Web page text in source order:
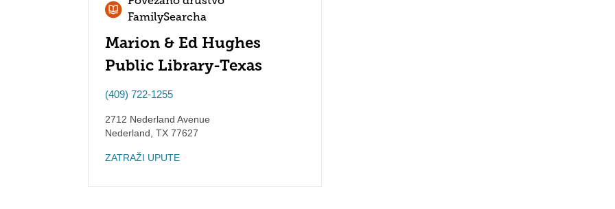
FamilySearcha
Marion & Ed Hughes
Public Library-Texas
(409) 722-1255
2712 Nederland Avenue
Nederland TX 77627
ZATRAŽI UPUTE